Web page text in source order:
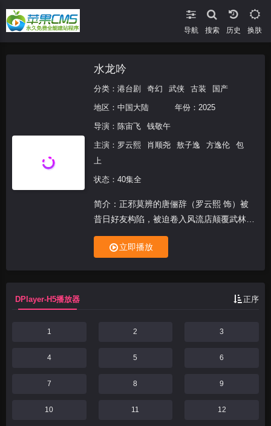
导航 搜索 换肤
水龙吟
分类： 港台剧 奇幻 武侠 古装 国产
地区： 中国大陆 年份： 2025
导演： 陈宙飞 钱敬午
主演： 罗云熙 肖顺尧 敖子逸 方逸伦
包
上
状态：40集全
简介：正邪莫辨的唐俪辞（罗云熙 饰）被
昔日好友构陷，被迫卷入风流店颠覆武林的
阴谋。他冷眼睥睨天下，以域外武学&quot;
往生谱&quot;秘探十三楼，智斗剑王城，联
立即播放
DPlayer-H5播放器 正序
1 2 3
4 5 6
7 8 9
10 11 12